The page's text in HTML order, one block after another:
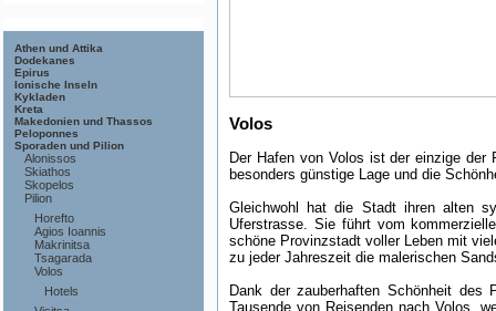
Athen und Attika
Dodekanes
Epirus
Ionische Inseln
Kykladen
Kreta
Makedonien und Thassos
Peloponnes
Sporaden und Pilion
Alonissos
Skiathos
Skopelos
Pilion
Horefto
Agios Ioannis
Makrinitsa
Tsagarada
Volos
Hotels
Volos
Der Hafen von Volos ist der einzige
besonders günstige Lage und die
Gleichwohl hat die Stadt ihren alten
Uferstrasse. Sie führt vom
schöne Provinzstadt voller Leben mit
zu jeder Jahreszeit die malerischen
Dank der zauberhaften Schönheit
Tausende von Reisenden nach Volos,